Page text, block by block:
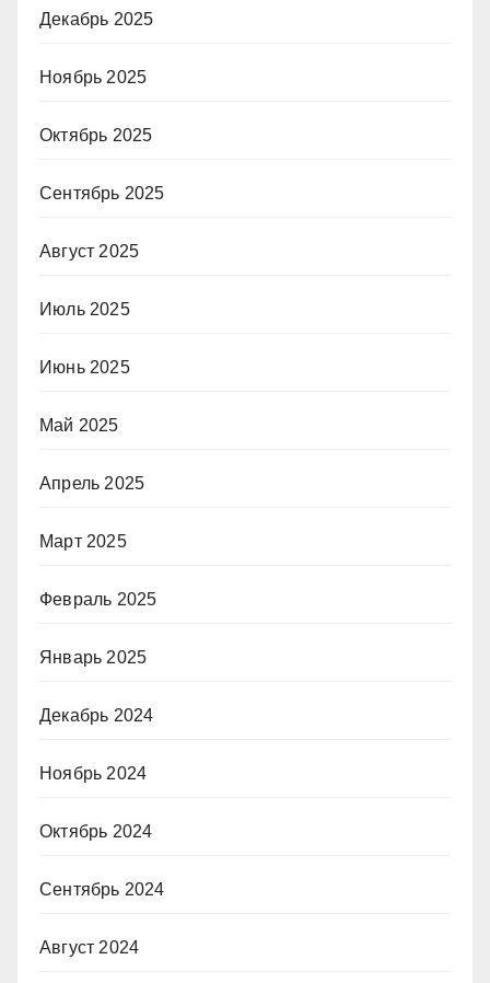
Декабрь 2025
Ноябрь 2025
Октябрь 2025
Сентябрь 2025
Август 2025
Июль 2025
Июнь 2025
Май 2025
Апрель 2025
Март 2025
Февраль 2025
Январь 2025
Декабрь 2024
Ноябрь 2024
Октябрь 2024
Сентябрь 2024
Август 2024